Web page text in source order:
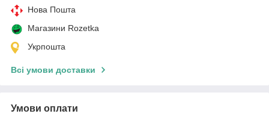
Нова Пошта
Магазини Rozetka
Укрпошта
Всі умови доставки
Умови оплати